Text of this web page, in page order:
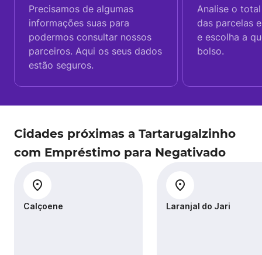
Precisamos de algumas
informações suas para
podermos consultar nossos
parceiros. Aqui os seus dados
estão seguros.
Analise o
das parcelas
e escolha a
bolso.
Cidades próximas a Tartarugalzinho
com Empréstimo para Negativado
Calçoene Laranjal do Jari